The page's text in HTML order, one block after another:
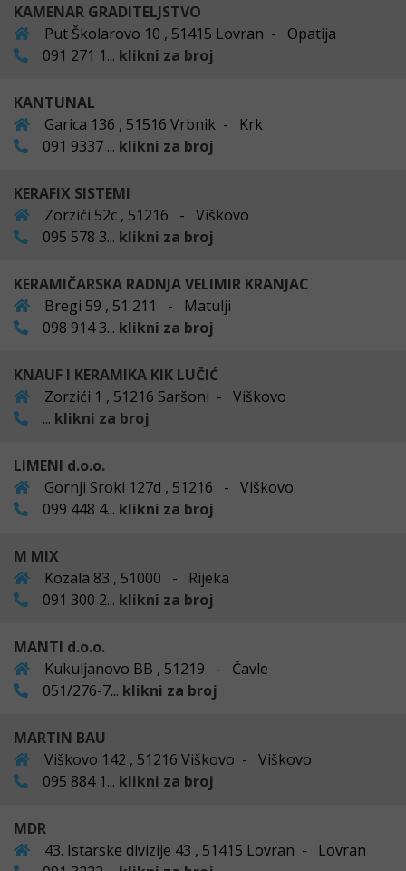
KAMENAR GRADITELJSTVO
Put Školarovo 10 , 51415 Lovran - Opatija
091 271 1... klikni za broj
KANTUNAL
Garica 136 , 51516 Vrbnik - Krk
091 9337 ... klikni za broj
KERAFIX SISTEMI
Zorzići 52c , 51216 - Viškovo
095 578 3... klikni za broj
KERAMIČARSKA RADNJA VELIMIR KRANJAC
Bregi 59 , 51 211 - Matulji
098 914 3... klikni za broj
KNAUF I KERAMIKA KIK LUČIĆ
Zorzići 1 , 51216 Saršoni - Viškovo
... klikni za broj
LIMENI d.o.o.
Gornji Sroki 127d , 51216 - Viškovo
099 448 4... klikni za broj
M MIX
Kozala 83 , 51000 - Rijeka
091 300 2... klikni za broj
MANTI d.o.o.
Kukuljanovo BB , 51219 - Čavle
051/276-7... klikni za broj
MARTIN BAU
Viškovo 142 , 51216 Viškovo - Viškovo
095 884 1... klikni za broj
MDR
43. Istarske divizije 43 , 51415 Lovran - Lovran